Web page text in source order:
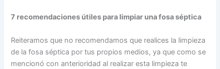
7 recomendaciones útiles para limpiar una fosa séptica
Reiteramos que no recomendamos que realices la limpieza
de la fosa séptica por tus propios medios, ya que como se
mencionó con anterioridad al realizar esta limpieza te